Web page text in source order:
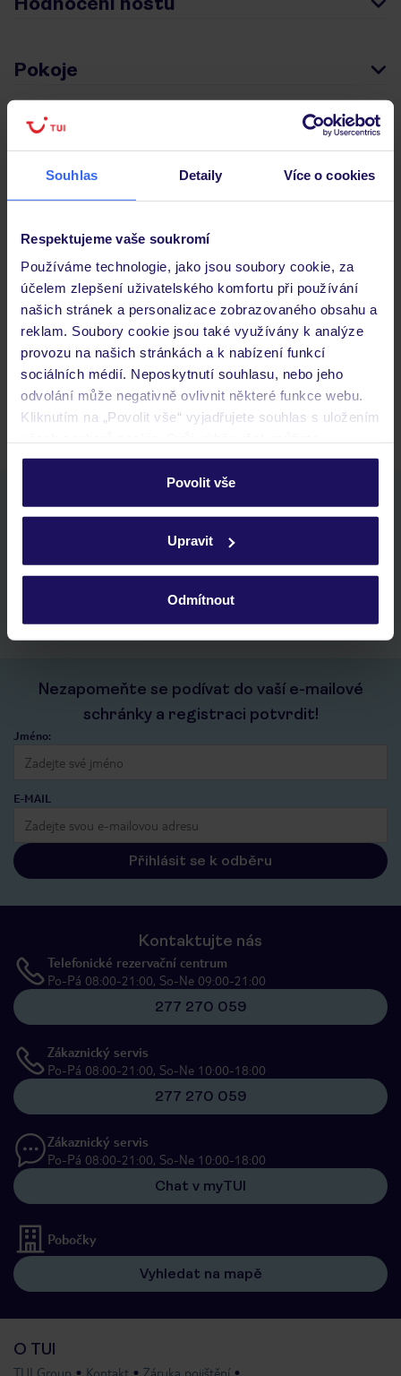
Souhlas Detaily Více o cookies
Respektujeme vaše soukromí
Používáme technologie, jako jsou soubory cookie, za
účelem zlepšení uživatelského komfortu při používání
našich stránek a personalizace zobrazovaného obsahu a
reklam. Soubory cookie jsou také využívány k analýze
provozu na našich stránkách a k nabízení funkcí
sociálních médií. Neposkytnutí souhlasu, nebo jeho
odvolání může negativně ovlivnit některé funkce webu.
Kliknutím na „Povolit vše“ vyjadřujete souhlas s uložením
personalizovat v sekci „Personalizace“.
Podrobné informace o souborech cookie naleznete v
ochrany osobních údajů.
Povolit vše
Upravit
Odmítnout
Pokoje
Stravování
Důležité informace
Často kladené otázky
Jaké doklady jsou potřebné při cestování?
Budeme ubytováni ihned po příjezdu do hotelu?
Kam jít po přistání a vyzvednutí zavazadel?
Zobrazit další
Stáhněte si bezplatnou aplikaci TUI
seznam oblíbených nabídek a možnost jejich sdílení
historie vyhledávání a naposledy zobrazené nabídky
Nezapomeňte se podívat do vaší e-mailové
schránky a registraci potvrdit!
Jméno:
E-MAIL
Přihlásit se k odběru
Kontaktujte nás
Telefonické rezervační centrum
Po-Pá 08:00-21:00, So-Ne 09:00-21:00
277 270 059
Zákaznický servis
Po-Pá 08:00-21:00, So-Ne 10:00-18:00
277 270 059
Zákaznický servis
Po-Pá 08:00-21:00, So-Ne 10:00-18:00
Chat v myTUI
Pobočky
Vyhledat na mapě
O TUI
TUI Group Kontakt Záruka pojištění